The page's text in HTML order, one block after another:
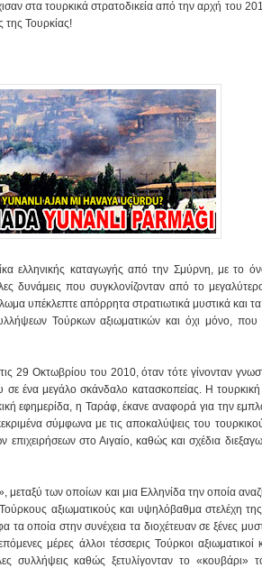
στα τουρκικά στρατοδικεία από την αρχή του
της Τουρκίας!
ελληνικής καταγωγής από την Σμύρνη, με το
δυνάμεις που συγκλονίζονταν από το
υπέκλεπτε απόρρητα στρατιωτικά μυστικά και
Τούρκων αξιωματικών και όχι μόνο,
29 Οκτωβρίου του 2010, όταν τότε γίνονταν
ένα μεγάλο σκάνδαλο κατασκοπείας. Η τουρκική
εφημερίδα, η Ταράφ, έκανε αναφορά για την
σύμφωνα με τις αποκαλύψεις του
επιχειρήσεων στο Αιγαίο, καθώς και σχέδια
των οποίων και μια Ελληνίδα την οποία
αξιωματικούς και υψηλόβαθμα στελέχη
οποία στην συνέχεια τα διοχέτευαν σε ξένες
μέρες άλλοι τέσσερις Τούρκοι
συλλήψεις καθώς ξετυλίγονταν το